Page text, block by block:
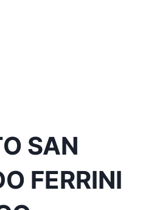
SAN
FERRINI